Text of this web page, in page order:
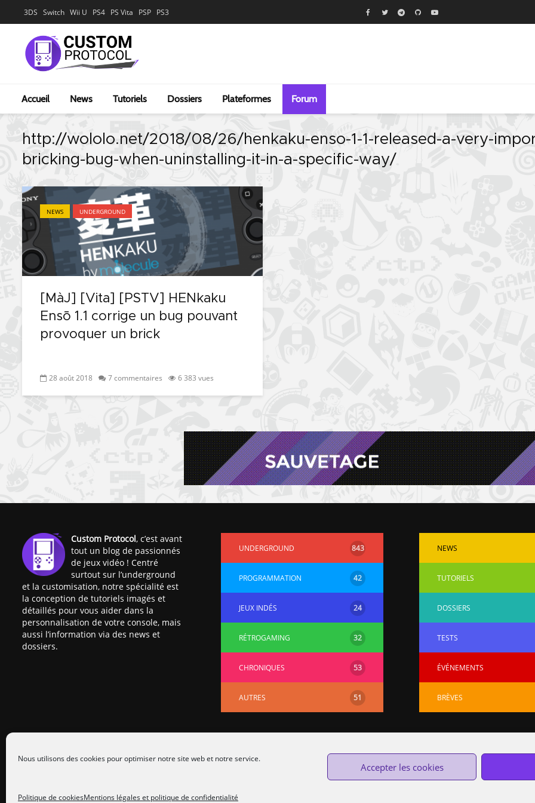
Nous utilisons des cookies pour optimiser notre site web et notre service.
Accepter les cookies
Politique de cookiesMentions légales et politique de confidentialité
3DS Switch Wii U PS4 PS Vita PSP PS3
Accueil News Tutoriels Dossiers Plateformes Forum
http://wololo.net/2018/08/26/henkaku-enso-1-1-released-a-very-
bricking-bug-when-uninstalling-it-in-a-specific-way/
NEWS UNDERGROUND
[MàJ] [Vita] [PSTV] HENkaku
Ensō 1.1 corrige un bug pouvant
provoquer un brick
28 août 2018 7 commentaires 6 383 vues
Custom Protocol, c’est avant
tout un blog de passionnés
de jeux vidéo ! Centré
surtout sur l’underground
et la customisation, notre spécialité est
la conception de tutoriels imagés et
détaillés pour vous aider dans la
personnalisation de votre console, mais
aussi l’information via des news et
dossiers.
UNDERGROUND 843
PROGRAMMATION 42
JEUX INDÉS 24
RÉTROGAMING 32
CHRONIQUES 53
AUTRES 51
NEWS
TUTORIELS
DOSSIERS
TESTS
ÉVÉNEMENTS
BRÈVES